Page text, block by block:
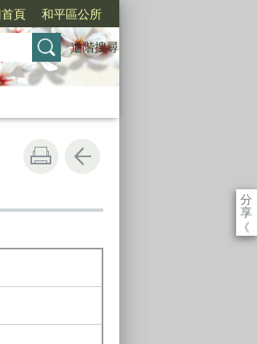
頁 和平區公所
進階搜尋
分
享
《